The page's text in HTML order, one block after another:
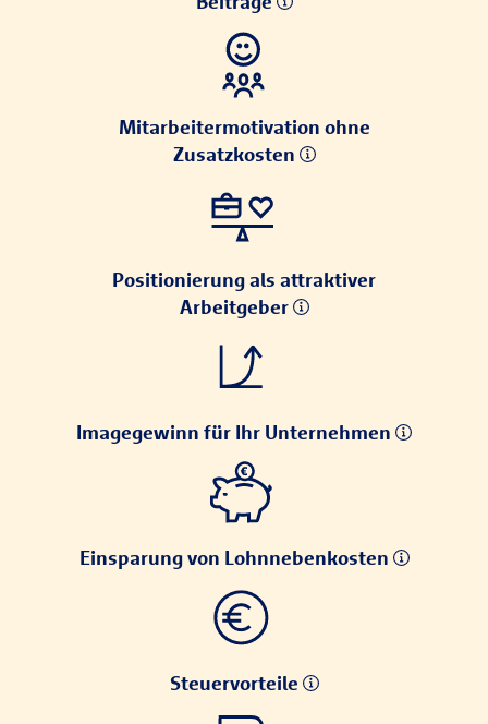
Mitarbeitermotivation ohne
Zusatzkosten
Positionierung als attraktiver
Arbeitgeber
Imagegewinn für Ihr Unternehmen
Einsparung von Lohnnebenkosten
Steuervorteile